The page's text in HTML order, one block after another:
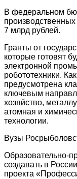
В федеральном
7 млрд рублей.
Гранты от
которые готовят
электронной
робототехники.
предусмотрена
ключевым
хозяйство,
атомная и
технологии.
Вузы
Образовательно-
создавать в
проекта